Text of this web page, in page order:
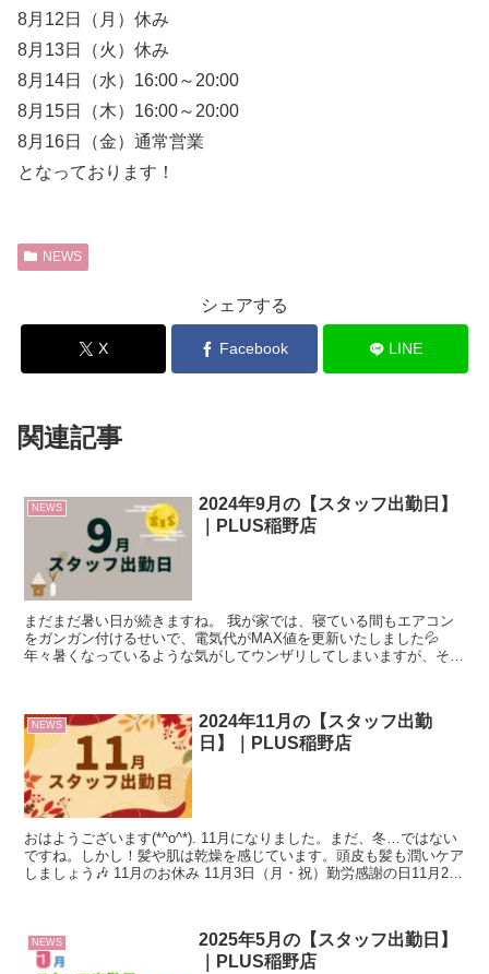
8月12日（月）休み
8月13日（火）休み
8月14日（水）16:00～20:00
8月15日（木）16:00～20:00
8月16日（金）通常営業
となっております！
NEWS
シェアする
X Facebook LINE
関連記事
NEWS
2024年9月の【スタッフ出勤日】
｜PLUS稲野店
まだまだ暑い日が続きますね。 我が家では、寝ている間もエアコン
をガンガン付けるせいで、電気代がMAX値を更新いたしました💦
年々暑くなっているような気がしてウンザリしてしまいますが、そん
NEWS
2024年11月の【スタッフ出勤
日】｜PLUS稲野店
おはようございます(*^o^*). 11月になりました。まだ、冬…ではない
ですね。しかし！髪や肌は乾燥を感じています。頭皮も髪も潤いケア
しましょう🎶 11月のお休み 11月3日（月・祝）勤労感謝の日11月23
NEWS
2025年5月の【スタッフ出勤日】
｜PLUS稲野店